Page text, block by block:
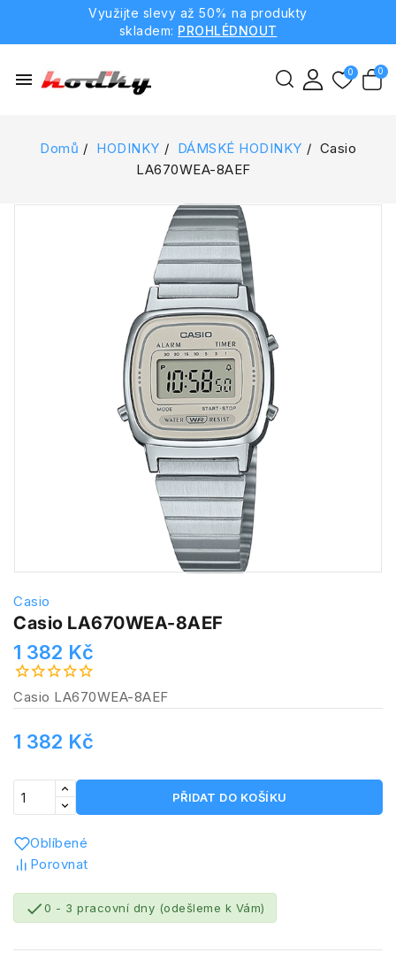
Využijte slevy až 50% na produkty
skladem: PROHLÉDNOUT
menu
Domů HODINKY DÁMSKÉ HODINKY
Casio
LA670WEA-8AEF
Casio
Casio LA670WEA-8AEF
1 382 Kč
Casio LA670WEA-8AEF
1 382 Kč
PŘIDAT DO KOŠÍKU
Oblíbené
Porovnat
0 - 3 pracovní dny (odešleme k Vám)